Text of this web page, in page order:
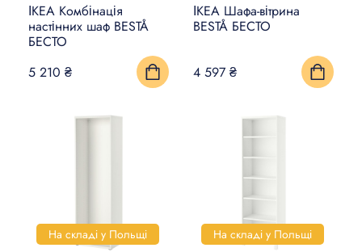
ІКЕА Комбінація
настінних шаф BESTÅ
БЕСТО
5 210 ₴
ІКЕА Шафа-вітрина
BESTÅ БЕСТО
4 597 ₴
На складі у Польщі На складі у Польщі